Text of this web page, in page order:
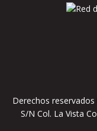
Derechos
S/N Col. La Vista